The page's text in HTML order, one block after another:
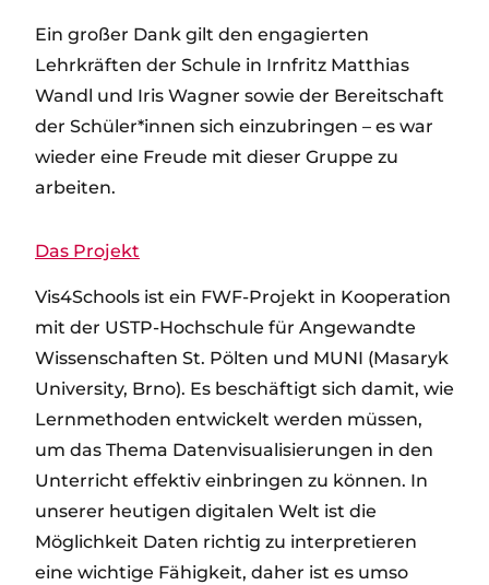
Ein großer Dank gilt den engagierten
Lehrkräften der Schule in Irnfritz Matthias
Wandl und Iris Wagner sowie der Bereitschaft
der Schüler*innen sich einzubringen – es war
wieder eine Freude mit dieser Gruppe zu
arbeiten.
Das Projekt
Vis4Schools ist ein FWF-Projekt in Kooperation
mit der USTP-Hochschule für Angewandte
Wissenschaften St. Pölten und MUNI (Masaryk
University, Brno). Es beschäftigt sich damit, wie
Lernmethoden entwickelt werden müssen,
um das Thema Datenvisualisierungen in den
Unterricht effektiv einbringen zu können. In
unserer heutigen digitalen Welt ist die
Möglichkeit Daten richtig zu interpretieren
eine wichtige Fähigkeit, daher ist es umso